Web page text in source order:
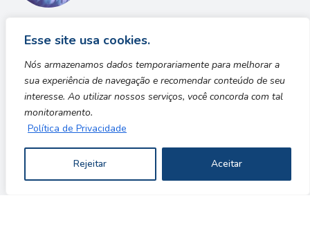
Esse site usa cookies.
Nós armazenamos dados temporariamente para melhorar a
sua experiência de navegação e recomendar conteúdo de seu
interesse. Ao utilizar nossos serviços, você concorda com tal
monitoramento.
Política de Privacidade
Rejeitar Aceitar
Entretenimento
Prêmio eSports Brasil anuncia
Superjúri de 2026
Redes Sociais